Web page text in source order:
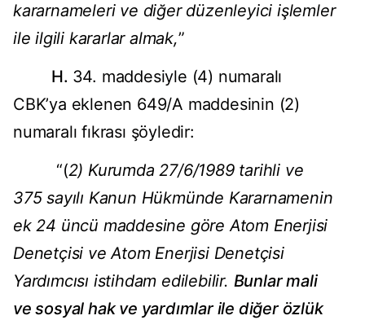
kararnameleri ve diğer düzenleyici işlemler
ile ilgili kararlar almak,”
H. 34. maddesiyle (4) numaralı
CBK’ya eklenen 649/A maddesinin (2)
numaralı fıkrası şöyledir:
“(2) Kurumda 27/6/1989 tarihli ve
375 sayılı Kanun Hükmünde Kararnamenin
ek 24 üncü maddesine göre Atom Enerjisi
Denetçisi ve Atom Enerjisi Denetçisi
Yardımcısı istihdam edilebilir. Bunlar mali
ve sosyal hak ve yardımlar ile diğer özlük